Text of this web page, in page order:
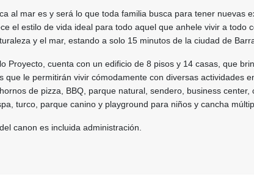
al mar es y será lo que toda familia busca para tener nuevas
el estilo de vida ideal para todo aquel que anhele vivir a todo
y el mar, estando a solo 15 minutos de la ciudad de
Proyecto, cuenta con un edificio de 8 pisos y 14 casas, que
que le permitirán vivir cómodamente con diversas actividades
de pizza, BBQ, parque natural, sendero, business center,
turco, parque canino y playground para niños y cancha
canon es incluida administración.